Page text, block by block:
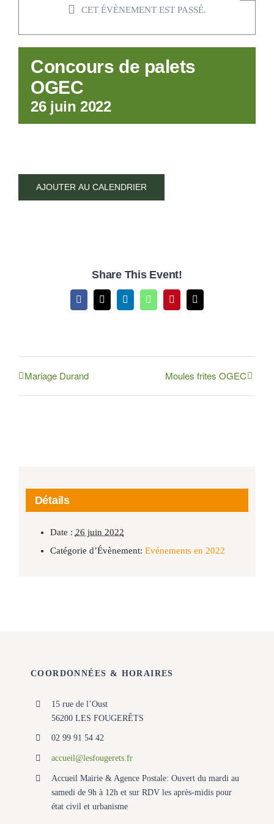
CET ÉVÈNEMENT EST PASSÉ.
Concours de palets
OGEC
26 juin 2022
AJOUTER AU CALENDRIER
Share This Event!
Facebook
X LinkedInWhatsAppPinterestEmail
Mariage Durand Moules frites OGEC
Détails
Date : 26 juin 2022
Catégorie d’Évènement: Evénements en 2022
COORDONNÉES & HORAIRES
15 rue de l’Oust
56200 LES FOUGERÊTS
02 99 91 54 42
accueil@lesfougerets.fr
Accueil Mairie & Agence Postale: Ouvert du mardi au
samedi de 9h à 12h et sur RDV les après-midis pour
état civil et urbanisme